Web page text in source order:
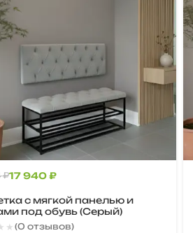
с мягкой панелью и
под обувь (Серый)
₽17 940₽
(0 отзывов)